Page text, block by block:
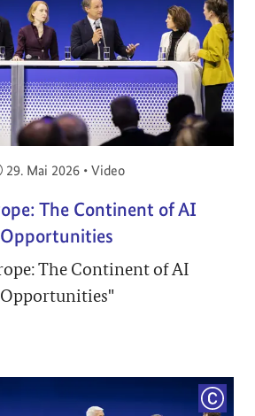
Veröffentlicht am:
29. Mai 2026 • Video
The Continent of AI
Opportunities
The Continent of AI
Opportunities"